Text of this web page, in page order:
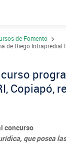
Indígena
SIRSD-S
Valparaíso
de Fomento
de Riego Intrapredial
Copiapó,
concurso
que posea